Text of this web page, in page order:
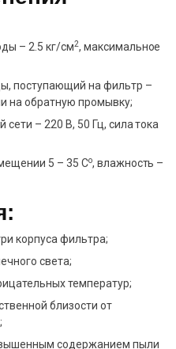
– 2.5 кг/см2, максимальное
поступающий на фильтр –
на обратную промывку;
– 220 В, 50 Гц, сила тока
5 – 35 Со, влажность –
корпуса фильтра;
света;
температур;
близости от
содержанием пыли